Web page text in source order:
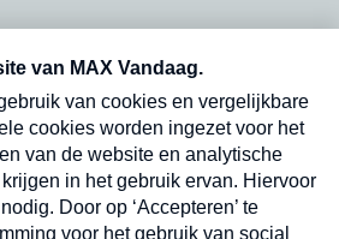
en dinsdagochtend in
Verzend